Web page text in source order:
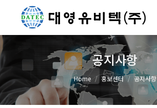
공지사항
You are here:
Home 홍보센터 공지사항